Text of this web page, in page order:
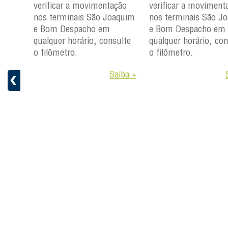
+
verificar a movimentação
nos terminais São Joaquim
e Bom Despacho em
qualquer horário, consulte
o filômetro.
Saiba +
verificar a
nos terminais São
e Bom Despacho em
qualquer horário,
o filômetro.